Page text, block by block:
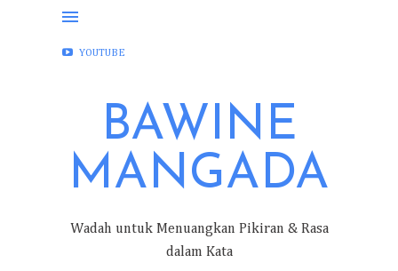
FACEBOOK
YOUTUBE
BAWINE
MANGADA
Wadah untuk Menuangkan Pikiran & Rasa
dalam Kata